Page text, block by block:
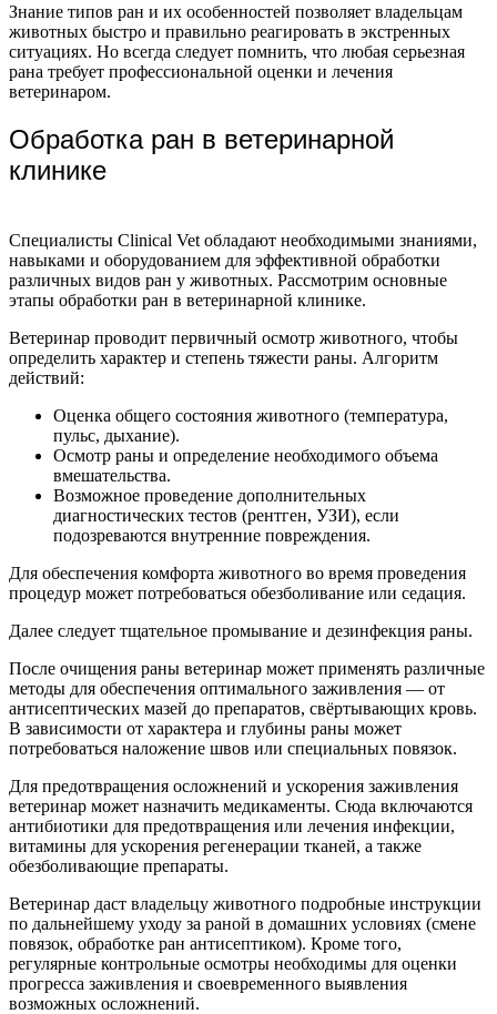
Знание типов ран и их особенностей позволяет владельцам
животных быстро и правильно реагировать в экстренных
ситуациях. Но всегда следует помнить, что любая серьезная
рана требует профессиональной оценки и лечения
ветеринаром.
Обработка ран в ветеринарной
клинике
Специалисты Clinical Vet обладают необходимыми знаниями,
навыками и оборудованием для эффективной обработки
различных видов ран у животных. Рассмотрим основные
этапы обработки ран в ветеринарной клинике.
Ветеринар проводит первичный осмотр животного, чтобы
определить характер и степень тяжести раны. Алгоритм
действий:
Оценка общего состояния животного (температура,
пульс, дыхание).
Осмотр раны и определение необходимого объема
вмешательства.
Возможное проведение дополнительных
диагностических тестов (рентген, УЗИ), если
подозреваются внутренние повреждения.
Для обеспечения комфорта животного во время проведения
процедур может потребоваться обезболивание или седация.
Далее следует тщательное промывание и дезинфекция раны.
После очищения раны ветеринар может применять различные
методы для обеспечения оптимального заживления — от
антисептических мазей до препаратов, свёртывающих кровь.
В зависимости от характера и глубины раны может
потребоваться наложение швов или специальных повязок.
Для предотвращения осложнений и ускорения заживления
ветеринар может назначить медикаменты. Сюда включаются
антибиотики для предотвращения или лечения инфекции,
витамины для ускорения регенерации тканей, а также
обезболивающие препараты.
Ветеринар даст владельцу животного подробные инструкции
по дальнейшему уходу за раной в домашних условиях (смене
повязок, обработке ран антисептиком). Кроме того,
регулярные контрольные осмотры необходимы для оценки
прогресса заживления и своевременного выявления
возможных осложнений.